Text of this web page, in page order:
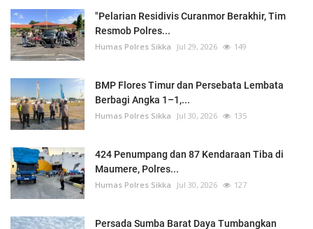
"Pelarian Residivis Curanmor Berakhir, Tim
Resmob Polres...
Humas Polres Sikka Jul 29, 2026 149
BMP Flores Timur dan Persebata Lembata
Berbagi Angka 1–1,...
Humas Polres Sikka Jul 30, 2026 135
424 Penumpang dan 87 Kendaraan Tiba di
Maumere, Polres...
Humas Polres Sikka Jul 30, 2026 127
Persada Sumba Barat Daya Tumbangkan